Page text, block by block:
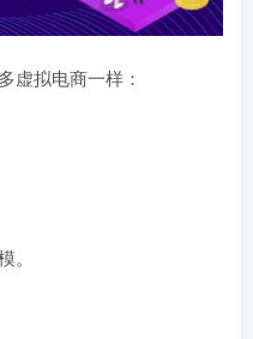
虚拟电商一样：